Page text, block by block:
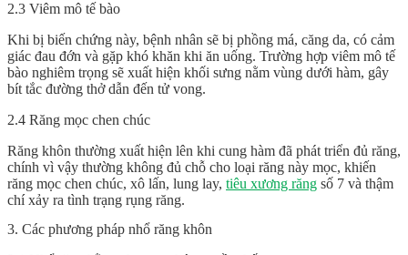
2.3 Viêm mô tế bào
Khi bị biến chứng này, bệnh nhân sẽ bị phồng má, căng da, có cảm
giác đau đớn và gặp khó khăn khi ăn uống. Trường hợp viêm mô tế
bào nghiêm trọng sẽ xuất hiện khối sưng nằm vùng dưới hàm, gây
bít tắc đường thở dẫn đến tử vong.
2.4 Răng mọc chen chúc
Răng khôn thường xuất hiện lên khi cung hàm đã phát triển đủ răng,
chính vì vậy thường không đủ chỗ cho loại răng này mọc, khiến
răng mọc chen chúc, xô lấn, lung lay, tiêu xương răng số 7 và thậm
chí xảy ra tình trạng rụng răng.
3. Các phương pháp nhổ răng khôn